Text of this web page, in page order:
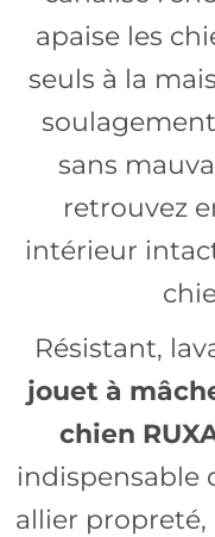
apaise les
seuls à la
sans
retrouvez
intérieur
Résistant,
jouet à
chien
indispensable
allier